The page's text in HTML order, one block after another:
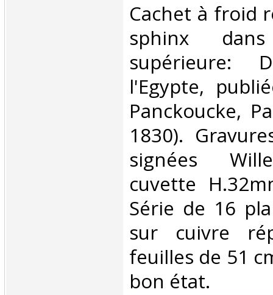
‎Cachet à froid
sphinx
supérieure:
l'Egypte,
Panckoucke,
1830).
signées
cuvette
Série de 16
sur cuivre
feuilles de 51
bon état. ‎